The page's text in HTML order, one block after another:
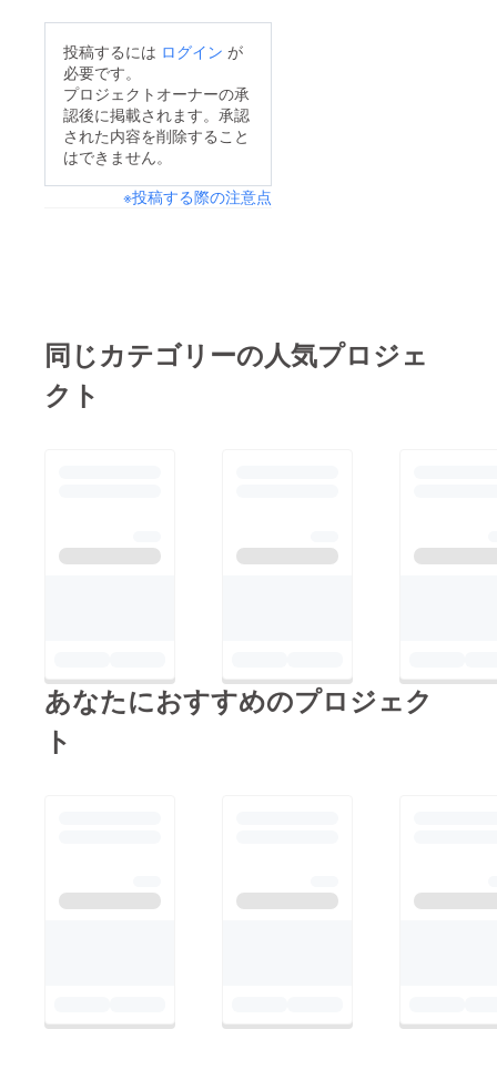
ト水流水圧が、自分に
合った水圧でない為、
使いにくい。以上の使
用状況を解消する為、
ンの使用テストを続け
リットがあれば、報告
します。
投稿するには ログイン が
必要です。
プロジェクトオーナーの承
認後に掲載されます。承認
された内容を削除すること
はできません。
※投稿する際の注意点
同じカテゴリーの人気プロジェ
クト
あなたにおすすめのプロジェク
ト